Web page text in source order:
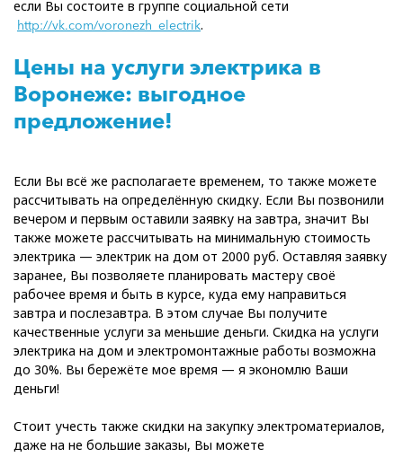
если Вы состоите в группе социальной сети
http://vk.com/voronezh_electrik.
Цены на услуги электрика в
Воронеже: выгодное
предложение!
Если Вы всё же располагаете временем, то также можете
рассчитывать на определённую скидку. Если Вы позвонили
вечером и первым оставили заявку на завтра, значит Вы
также можете рассчитывать на минимальную стоимость
электрика — электрик на дом от 2000 руб. Оставляя заявку
заранее, Вы позволяете планировать мастеру своё
рабочее время и быть в курсе, куда ему направиться
завтра и послезавтра. В этом случае Вы получите
качественные услуги за меньшие деньги. Скидка на услуги
электрика на дом и электромонтажные работы возможна
до 30%. Вы бережёте мое время — я экономлю Ваши
деньги!
Стоит учесть также скидки на закупку электроматериалов,
даже на не большие заказы, Вы можете